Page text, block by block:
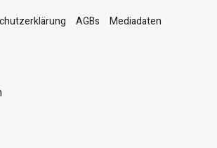
AGBs Mediadaten